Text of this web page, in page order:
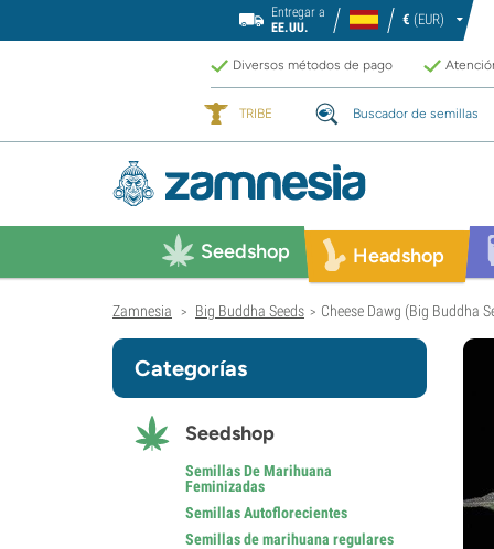
Entregar a
EE.UU.
€ (EUR)
Diversos métodos de pago
TRIBE Buscador de semillas
Seedshop Headshop
Zamnesia > Big Buddha Seeds > Cheese Dawg (Big Buddha
Categorías
Seedshop
Semillas De Marihuana
Feminizadas
Semillas Autoflorecientes
Semillas de marihuana regulares